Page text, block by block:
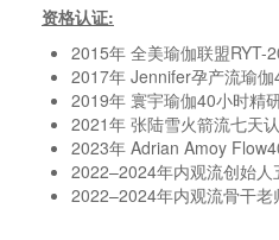
资格认证:
2015年 全美瑜伽联盟RYT-
2017年 Jennifer孕产流瑜伽
2019年 寰宇瑜伽40小时精
2021年 张陆雪火箭流七天
2023年 Adrian Amoy
2022–2024年内观流创始人
2022–2024年内观流骨干老